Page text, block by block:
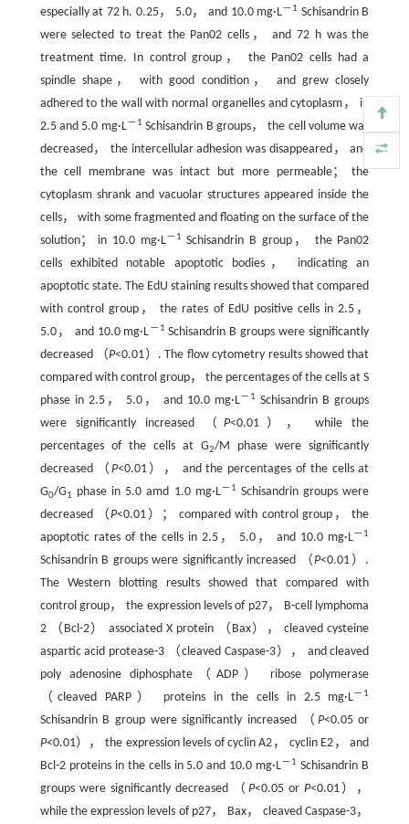
especially at 72 h. 0.25， 5.0， and 10.0 mg·L－1 Schisandrin B
were selected to treat the Pan02 cells， and 72 h was the
treatment time. In control group， the Pan02 cells had a
spindle shape， with good condition， and grew closely
adhered to the wall with normal organelles and cytoplasm， in
2.5 and 5.0 mg·L－1 Schisandrin B groups， the cell volume was
decreased， the intercellular adhesion was disappeared， and
the cell membrane was intact but more permeable； the
cytoplasm shrank and vacuolar structures appeared inside the
cells， with some fragmented and floating on the surface of the
solution； in 10.0 mg·L－1 Schisandrin B group， the Pan02
cells exhibited notable apoptotic bodies， indicating an
apoptotic state. The EdU staining results showed that compared
with control group， the rates of EdU positive cells in 2.5，
5.0， and 10.0 mg·L－1 Schisandrin B groups were significantly
decreased （P<0.01）. The flow cytometry results showed that
compared with control group， the percentages of the cells at S
phase in 2.5， 5.0， and 10.0 mg·L－1 Schisandrin B groups
were significantly increased （P<0.01）， while the
percentages of the cells at G2/M phase were significantly
decreased （P<0.01）， and the percentages of the cells at
G0/G1 phase in 5.0 amd 1.0 mg·L－1 Schisandrin groups were
decreased （P<0.01）； compared with control group， the
apoptotic rates of the cells in 2.5， 5.0， and 10.0 mg·L－1
Schisandrin B groups were significantly increased （P<0.01）.
The Western blotting results showed that compared with
control group， the expression levels of p27， B-cell lymphoma
2 （Bcl-2） associated X protein （Bax）， cleaved cysteine
aspartic acid protease-3 （cleaved Caspase-3）， and cleaved
poly adenosine diphosphate（ADP） ribose polymerase
（cleaved PARP） proteins in the cells in 2.5 mg·L－1
Schisandrin B group were significantly increased （ P<0.05 or
P<0.01）， the expression levels of cyclin A2， cyclin E2， and
Bcl-2 proteins in the cells in 5.0 and 10.0 mg·L－1 Schisandrin B
groups were significantly decreased （ P<0.05 or P<0.01），
while the expression levels of p27， Bax， cleaved Caspase-3，